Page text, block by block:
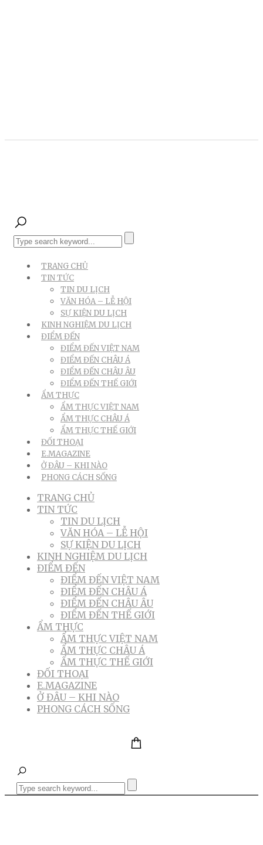
TRANG CHỦ
TIN TỨC
TIN DU LỊCH
VĂN HÓA – LỄ HỘI
SỰ KIỆN DU LỊCH
KINH NGHIỆM DU LỊCH
ĐIỂM ĐẾN
ĐIỂM ĐẾN VIỆT NAM
ĐIỂM ĐẾN CHÂU Á
ĐIỂM ĐẾN CHÂU ÂU
ĐIỂM ĐẾN THẾ GIỚI
ẨM THỰC
ẨM THỰC VIỆT NAM
ẨM THỰC CHÂU Á
ẨM THỰC THẾ GIỚI
ĐỐI THOẠI
E.MAGAZINE
Ở ĐÂU – KHI NÀO
PHONG CÁCH SỐNG
TRANG CHỦ
TIN TỨC
TIN DU LỊCH
VĂN HÓA – LỄ HỘI
SỰ KIỆN DU LỊCH
KINH NGHIỆM DU LỊCH
ĐIỂM ĐẾN
ĐIỂM ĐẾN VIỆT NAM
ĐIỂM ĐẾN CHÂU Á
ĐIỂM ĐẾN CHÂU ÂU
ĐIỂM ĐẾN THẾ GIỚI
ẨM THỰC
ẨM THỰC VIỆT NAM
ẨM THỰC CHÂU Á
ẨM THỰC THẾ GIỚI
ĐỐI THOẠI
E.MAGAZINE
Ở ĐÂU – KHI NÀO
PHONG CÁCH SỐNG